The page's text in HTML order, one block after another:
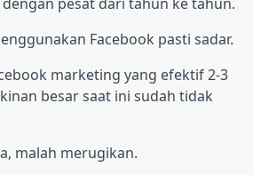
Facebook pasti sadar.
marketing yang efektif 2-3
besar saat ini sudah tidak
malah merugikan.